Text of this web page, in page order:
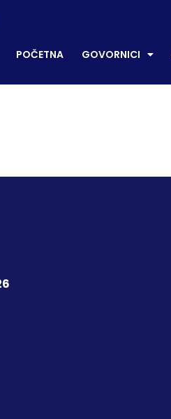
POČETNA GOVORNICI